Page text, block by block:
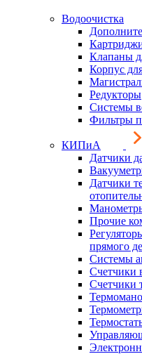
Водоочистка
Клапаны
Корпус
Редукторы
Системы
Фильтры
КИПиА
Датчики
Датчики
Прочие
прямого
Системы
Счетчики
Счетчики